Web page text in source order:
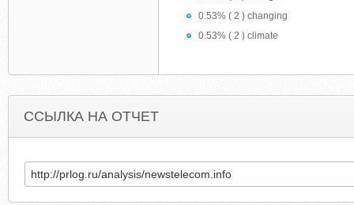
0.53% ( 2 ) changing
0.53% ( 2 ) climate
ССЫЛКА НА ОТЧЕТ